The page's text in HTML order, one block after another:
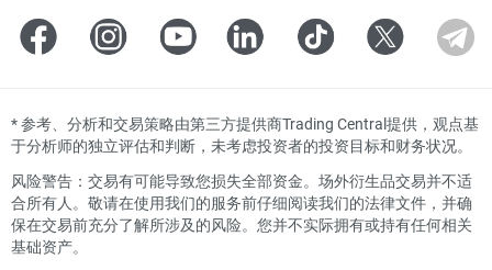
*参考、分析和交易策略由第三方提供商Trading Central提供，观点基
于分析师的独立评估和判断，未考虑投资者的投资目标和财务状况。
风险警告：交易有可能导致您损失全部资金。场外衍生品交易并不适
合所有人。敬请在使用我们的服务前仔细阅读我们的法律文件，并确
保在交易前充分了解所涉及的风险。您并不实际拥有或持有任何相关
基础资产。